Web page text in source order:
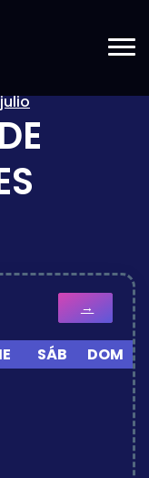
julio
→
SÁB DOM